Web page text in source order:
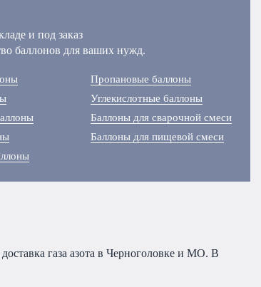
и под заказ
баллонов для ваших нужд.
Пропановые баллоны
Углекислотные баллоны
Баллоны для сварочной смеси
Баллоны для пищевой смеси
газа азота в Черноголовке и МО. В